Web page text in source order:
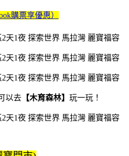
購票享優惠）
以去 【木育森林】 玩一玩！